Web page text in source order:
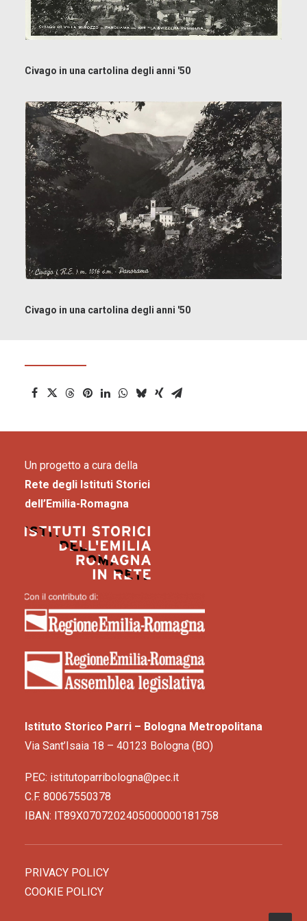
Civago in una cartolina degli anni '50
Civago in una cartolina degli anni '50
Un progetto a cura della
Rete degli Istituti Storici
dell’Emilia-Romagna
Istituto Storico Parri – Bologna Metropolitana
Via Sant’Isaia 18 – 40123 Bologna (BO)
PEC: istitutoparribologna@pec.it
C.F. 80067550378
IBAN: IT89X0707202405000000181758
PRIVACY POLICY
COOKIE POLICY